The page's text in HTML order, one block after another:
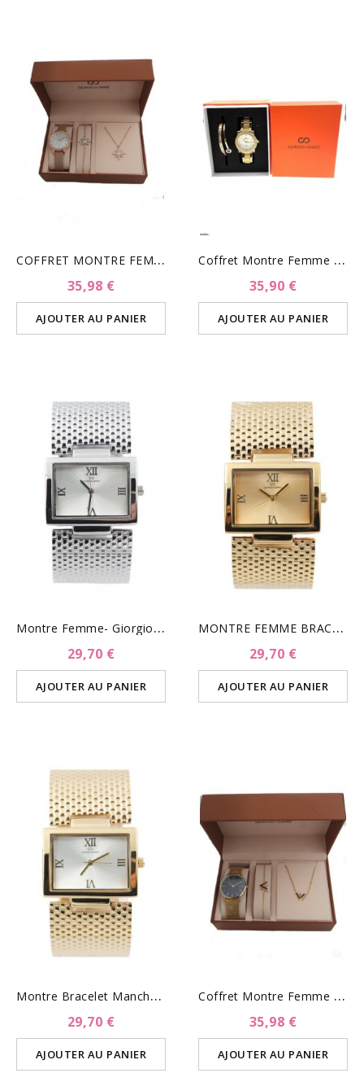
C
OFFRET MONTRE FEMME ET...
35,98 €
AJOUTER AU PANIER
C
Offret Montre Femme Avec...
35,90 €
AJOUTER AU PANIER
M
Ontre Femme- Giorgio &...
29,70 €
AJOUTER AU PANIER
M
ONTRE FEMME BRACELET...
29,70 €
AJOUTER AU PANIER
M
Ontre Bracelet Manchette...
29,70 €
AJOUTER AU PANIER
C
Offret Montre Femme Et...
35,98 €
AJOUTER AU PANIER